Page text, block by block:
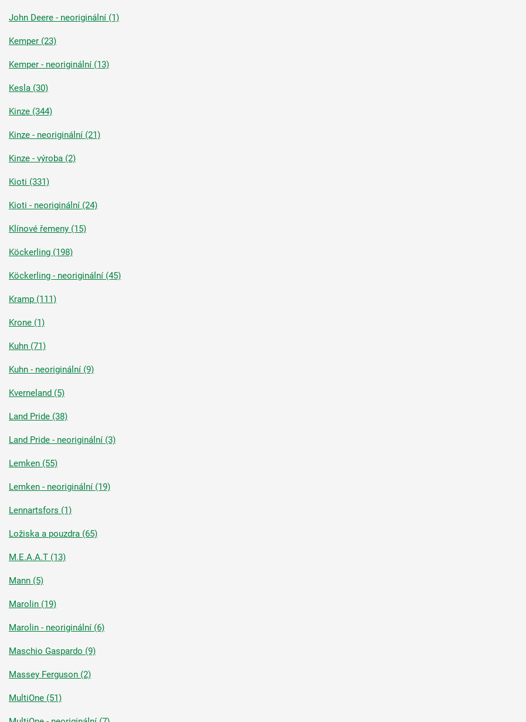
John Deere - neoriginální (1)
Kemper (23)
Kemper - neoriginální (13)
Kesla (30)
Kinze (344)
Kinze - neoriginální (21)
Kinze - výroba (2)
Kioti (331)
Kioti - neoriginální (24)
Klínové řemeny (15)
Köckerling (198)
Köckerling - neoriginální (45)
Kramp (111)
Krone (1)
Kuhn (71)
Kuhn - neoriginální (9)
Kverneland (5)
Land Pride (38)
Land Pride - neoriginální (3)
Lemken (55)
Lemken - neoriginální (19)
Lennartsfors (1)
Ložiska a pouzdra (65)
M.E.A.A.T (13)
Mann (5)
Marolin (19)
Marolin - neoriginální (6)
Maschio Gaspardo (9)
Massey Ferguson (2)
MultiOne (51)